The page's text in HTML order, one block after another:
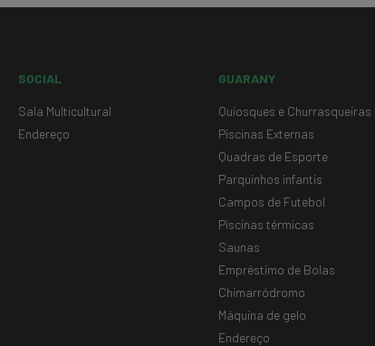
SOCIAL
Sala Multicultural
Endereço
GUARANY
Quiosques e Churrasqueiras
Piscinas Externas
Quadras de Esporte
Parquinhos infantis
Campos de Futebol
Piscinas térmicas
Saunas
Empréstimo de Bolas
Chimarródromo
Máquina de gelo
Endereço